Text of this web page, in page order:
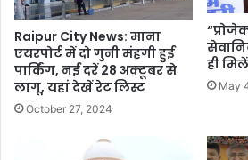
Raipur City News: माना
एयरपोर्ट में दो गुनी मंहगी हुई
पार्किंग, नई दरें 28 अक्टूबर से
लागू, यहां देखें रेट लिस्ट
October 27, 2024
ही
May